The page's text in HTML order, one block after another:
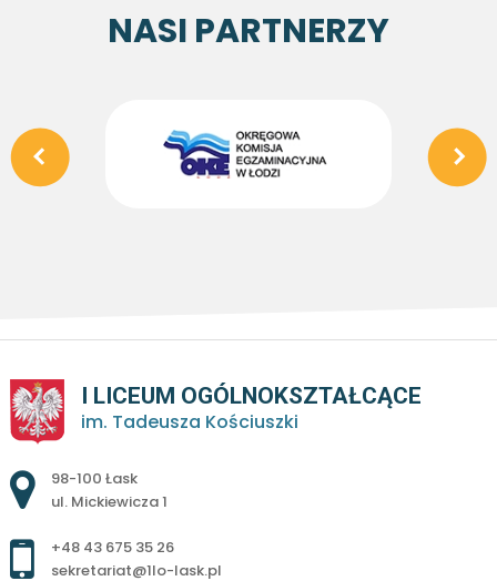
NASI PARTNERZY
I LICEUM OGÓLNOKSZTAŁCĄCE
im. Tadeusza Kościuszki
Adres pocztowy:
98-100 Łask
ul. Mickiewicza 1
+48 43 675 35 26
sekretariat@1lo-lask.pl